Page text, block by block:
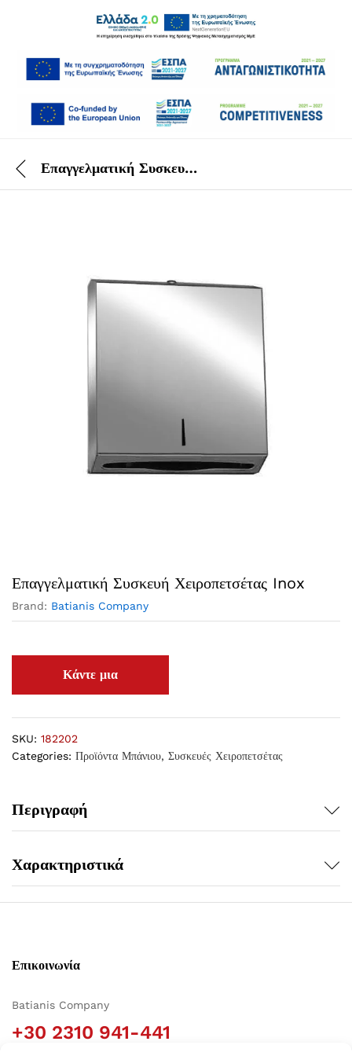
Επαγγελματική Συσκευή Χειροπετσέτας Inox
Επαγγελματική Συσκευή Χειροπετσέτας Inox
Brand: Batianis Company
SKU: 182202
Categories: Προϊόντα Μπάνιου, Συσκευές Χειροπετσέτας
Περιγραφή
Χαρακτηριστικά
Επικοινωνία
Batianis Company
+30 2310 941-441